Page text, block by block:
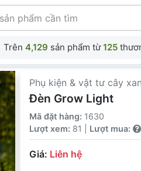
Trên 4,129 sản phẩm từ125
Phụ kiện & vật tư cây
Đèn Grow Light
Mã đặt hàng: 1630
Lượt xem: 81 | Lượt mua:
Giá: Liên hệ